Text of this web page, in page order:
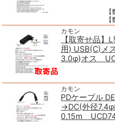
カモン
【取寄せ品】
用) USB(C)メ
3.0φ)オス
カモン
PDケーブル
→DC(外径
0.15m